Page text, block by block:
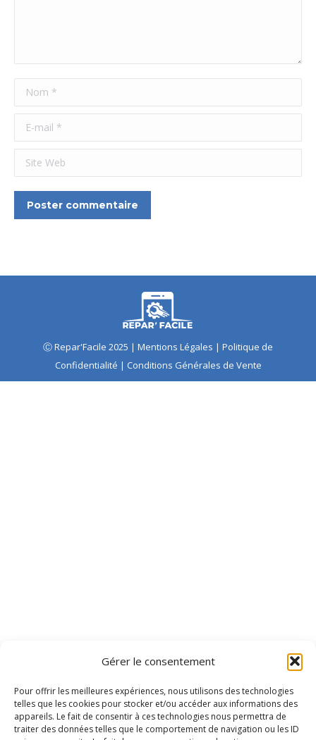
Gérer le consentement
Pour offrir les meilleures expériences, nous utilisons des technologies
telles que les cookies pour stocker et/ou accéder aux informations des
appareils. Le fait de consentir à ces technologies nous permettra de
traiter des données telles que le comportement de navigation ou les ID
Nom *
E-mail *
Site Web
Poster commentaire
Ⓒ Repar'Facile 2025 | Mentions Légales | Politique de
Confidentialité | Conditions Générales de Vente